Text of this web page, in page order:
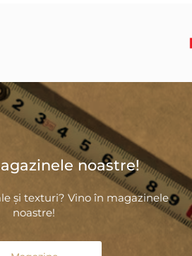
noastre!
și texturi? Vino în magazinele
noastre!